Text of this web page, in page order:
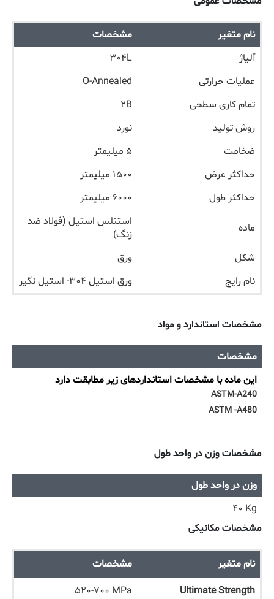
نام متغیر
مشخصات
آلیاژ
۳۰۴L
عملیات حرارتی
O-Annealed
تمام کاری سطحی
۲B
روش تولید
نورد
ضخامت
۵ میلیمتر
حداکثر عرض
۱۵۰۰ میلیمتر
حداکثر طول
۶۰۰۰ میلیمتر
ماده
استنلس استیل (فولاد ضد
زنگ)
شکل
ورق
نام رایج
ورق استیل ۳۰۴- استیل نگیر
مشخصات استاندارد و مواد
مشخصات
این ماده با مشخصات استانداردهای زیر مطابقت دارد
ASTM-A240
ASTM -A480
مشخصات وزن در واحد طول
وزن در واحد طول
۴۰ Kg
مشخصات مکانیکی
نام متغیر
مشخصات
Ultimate Strength
۵۲۰-۷۰۰ MPa